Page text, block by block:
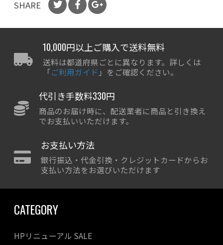
SHARE
10,000円以上ご購入で送料無料
送料は都道府県ごとに異なります。詳しくは
「ご利用ガイド 」をご確認ください。
代引き手数料330円
商品のお届け時に、配送業者に商品と引き換え
でお支払いいただけます。
お支払い方法
銀行振込・代金引換・クレジットカードからお
支払い方法をお選びいただけます
CATEGORY
HPリニューアル SALE